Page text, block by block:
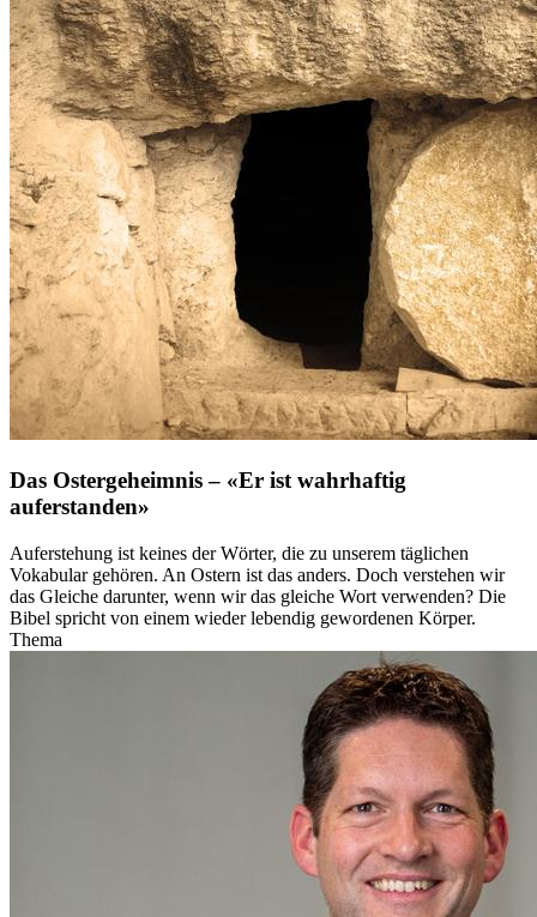
Das Ostergeheimnis – «Er ist wahrhaftig
auferstanden»
Auferstehung ist keines der Wörter, die zu unserem täglichen
Vokabular gehören. An Ostern ist das anders. Doch verstehen wir
das Gleiche darunter, wenn wir das gleiche Wort verwenden? Die
Bibel spricht von einem wieder lebendig gewordenen Körper.
Thema